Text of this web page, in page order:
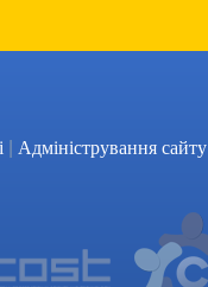
| Адміністрування сайту